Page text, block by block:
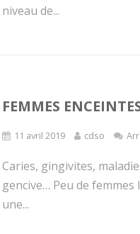
niveau de...
FEMMES
11 avril 2019 cdso
Caries, gingivites,
gencive… Peu de
une...